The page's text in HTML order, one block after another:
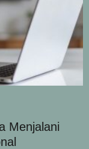
Menjalani